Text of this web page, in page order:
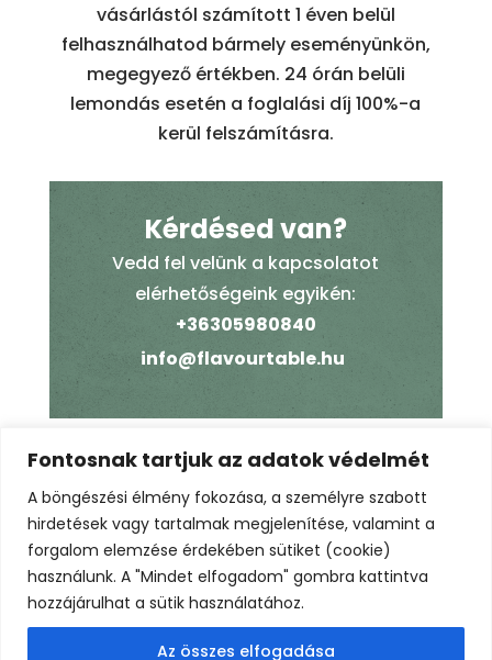
Fontosnak tartjuk az adatok védelmét
A böngészési élmény fokozása, a személyre szabott
hirdetések vagy tartalmak megjelenítése, valamint a
forgalom elemzése érdekében sütiket (cookie)
használunk. A "Mindet elfogadom" gombra kattintva
hozzájárulhat a sütik használatához.
Az összes elfogadása
vásárlástól számított 1 éven belül
felhasználhatod bármely eseményünkön,
megegyező értékben. 24 órán belüli
lemondás esetén a foglalási díj 100%-a
kerül felszámításra.
Kérdésed van?
Vedd fel velünk a kapcsolatot
elérhetőségeink egyikén:
+36305980840
info@flavourtable.hu
Kóstolóinkon és eseményeinken csak 18 év
felettiek vehetnek részt.
A programváltozás jogát fenntartjuk.